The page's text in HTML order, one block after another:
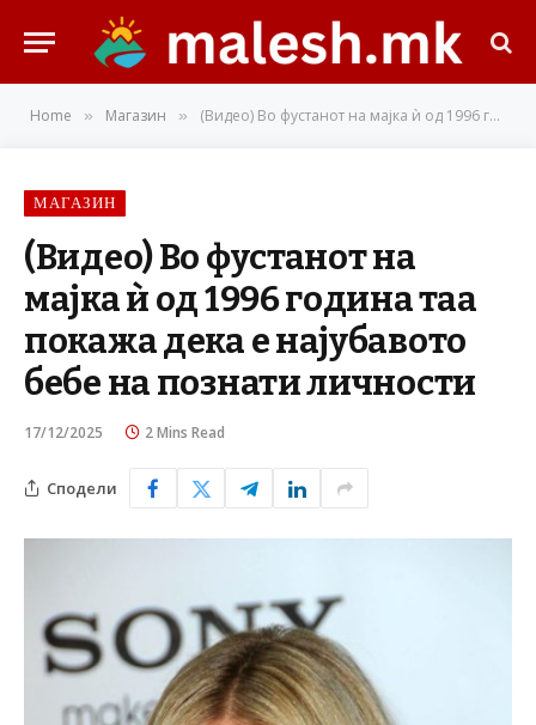
Home » Магазин » (Видео) Во фустанот на мајка ѝ од 1996 година таа покажа дека е најубавото бебе на познати личности
МАГАЗИН
(Видео) Во фустанот на
мајка ѝ од 1996 година таа
покажа дека е најубавото
бебе на познати личности
17/12/2025 2 Mins Read
Сподели